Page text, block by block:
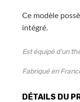
Ce modèle
intégré.
Est équipé d'un
Fabriqué en
DÉTAILS DU